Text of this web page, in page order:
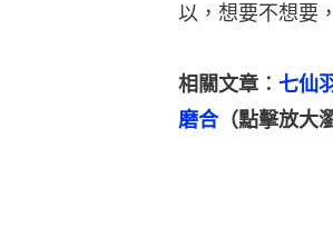
以，想要不想要
相關文章︰ 七仙
磨合（點擊放